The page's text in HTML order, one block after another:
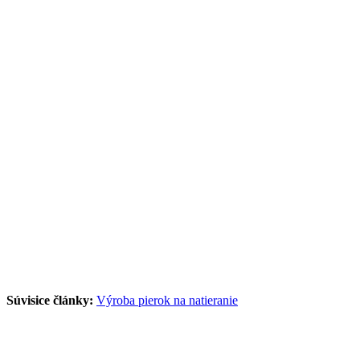
Súvisice články: Výroba pierok na natieranie